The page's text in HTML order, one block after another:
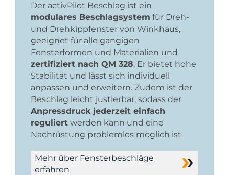
Der activPilot Beschlag ist ein
modulares Beschlagsystem für Dreh-
und Drehkippfenster von Winkhaus,
geeignet für alle gängigen
Fensterformen und Materialien und
zertifiziert nach QM 328. Er bietet hohe
Stabilität und lässt sich individuell
anpassen und erweitern. Zudem ist der
Beschlag leicht justierbar, sodass der
Anpressdruck jederzeit einfach
reguliert werden kann und eine
Nachrüstung problemlos möglich ist.
Mehr über Fensterbeschläge
erfahren